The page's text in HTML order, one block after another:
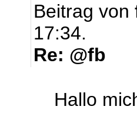
Beitrag von
17:34.
Re: @fb
Hallo